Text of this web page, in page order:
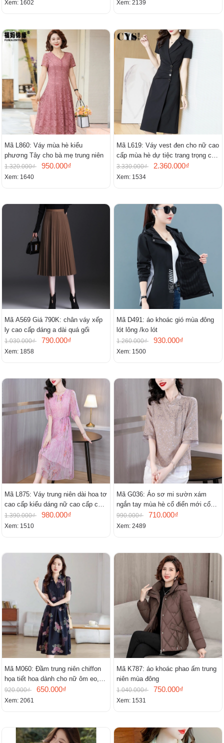
Xem: 1602 Xem: 2139
Mã L860: Váy mùa hè kiểu
phương Tây cho bà mẹ trung niên
1.320.000₫ 950.000₫
Xem: 1640
Mã L619: Váy vest đen cho nữ cao
cấp mùa hè dự tiệc trang trọng cao
cấp
3.330.000₫ 2.360.000₫
Xem: 1534
Mã A569 Giá 790K: chân váy xếp
ly cao cấp dáng a dài quá gối
1.030.000₫ 790.000₫
Xem: 1858
Mã D491: áo khoác gió mùa đông
lót lông /ko lót
1.260.000₫ 930.000₫
Xem: 1500
Mã L875: Váy trung niên dài hoa tơ
cao cấp kiểu dáng nữ cao cấp cao
cấp thần
1.390.000₫ 980.000₫
Xem: 1510
Mã G036: Áo sơ mi sườn xám
ngắn tay mùa hè cổ điển mới cổ
đứng
990.000₫ 710.000₫
Xem: 2489
Mã M060: Đầm trung niên chiffon
họa tiết hoa dành cho nữ ôm eo,
cổ chữ V, đầm midi tay ngắn thanh
lịch.
920.000₫ 650.000₫
Xem: 2061
Mã K787: áo khoác phao ấm trung
niên mùa đông
1.040.000₫ 750.000₫
Xem: 1531